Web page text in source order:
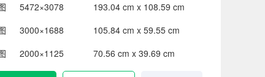
5472×3078 193.04 cm x 108.59 cm
3000×1688 105.84 cm x 59.55 cm
2000×1125 70.56 cm x 39.69 cm